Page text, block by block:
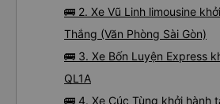
🚌 2. Xe Vũ Linh limousine
Thắng (Văn Phòng Sài Gòn)
🚌 3. Xe Bốn Luyện Express
QL1A
🚌 4. Xe Cúc Tùng khởi hành